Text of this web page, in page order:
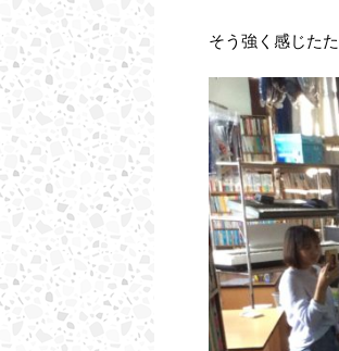
そう強く感じた